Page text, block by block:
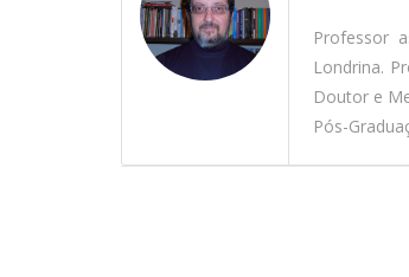
Professor
Londrina.
Doutor e
Pós-